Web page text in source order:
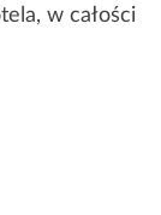
w całości